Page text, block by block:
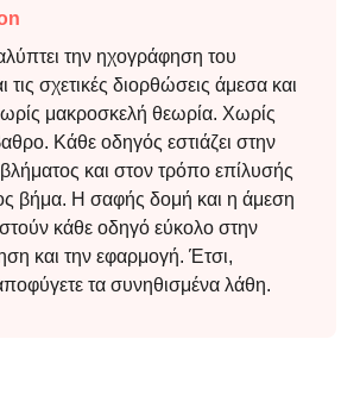
την ηχογράφηση του
τις σχετικές διορθώσεις άμεσα και
μακροσκελή θεωρία. Χωρίς
Κάθε οδηγός εστιάζει στην
και στον τρόπο επίλυσής
βήμα. Η σαφής δομή και η άμεση
κάθε οδηγό εύκολο στην
και την εφαρμογή. Έτσι,
τα συνηθισμένα λάθη.